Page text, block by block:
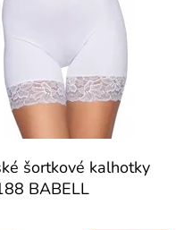
šortkové kalhotky
BABELL